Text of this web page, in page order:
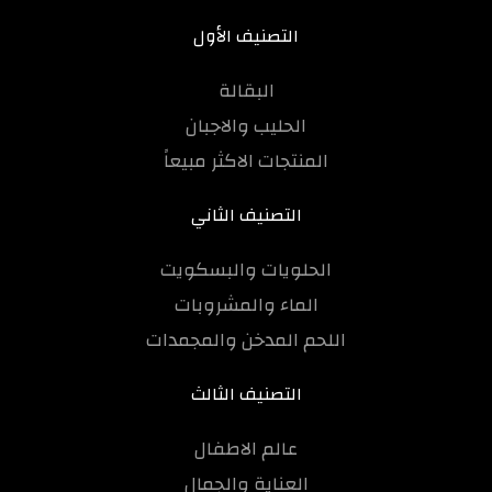
التصنيف الأول
البقالة
الحليب والاجبان
المنتجات الاكثر مبيعاً
التصنيف الثاني
الحلويات والبسكويت
الماء والمشروبات
اللحم المدخن والمجمدات
التصنيف الثالث
عالم الاطفال
العناية والجمال